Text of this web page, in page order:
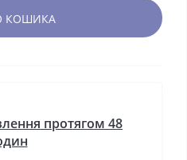
КОШИКА
протягом 48